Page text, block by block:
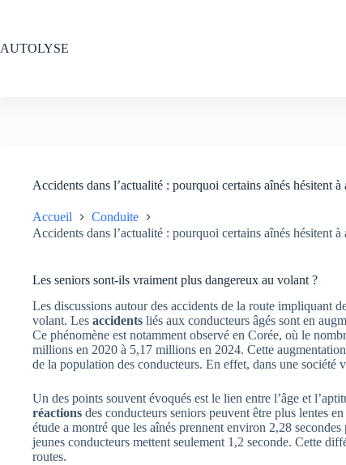
AUTOLYSE
Accidents dans l’actualité : pourquoi certains aînés hésitent
Accueil
Conduite
Accidents dans l’actualité : pourquoi certains aînés hésitent
Les seniors sont-ils vraiment plus dangereux au volant ?
Les discussions autour des accidents de la route impliquant
volant. Les accidents liés aux conducteurs âgés sont en
Ce phénomène est notamment observé en Corée, où le
millions en 2020 à 5,17 millions en 2024. Cette
de la population des conducteurs. En effet, dans une société
Un des points souvent évoqués est le lien entre l’âge et
réactions des conducteurs seniors peuvent être plus lentes
étude a montré que les aînés prennent environ 2,28
jeunes conducteurs mettent seulement 1,2 seconde. Cette
routes.